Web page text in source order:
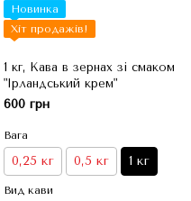
Новинка
Хіт продажів!
1 кг, Кава в зернах зі смаком
"Ірландський крем"
600 грн
Вага
0,25 кг 0,5 кг 1 кг
Вид кави